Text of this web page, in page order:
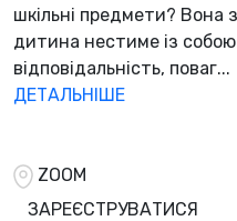
шкільні предмети? Вона
дитина нестиме із
відповідальність, поваг...
ДЕТАЛЬНІШЕ
ZOOM
ЗАРЕЄСТРУВАТИСЯ